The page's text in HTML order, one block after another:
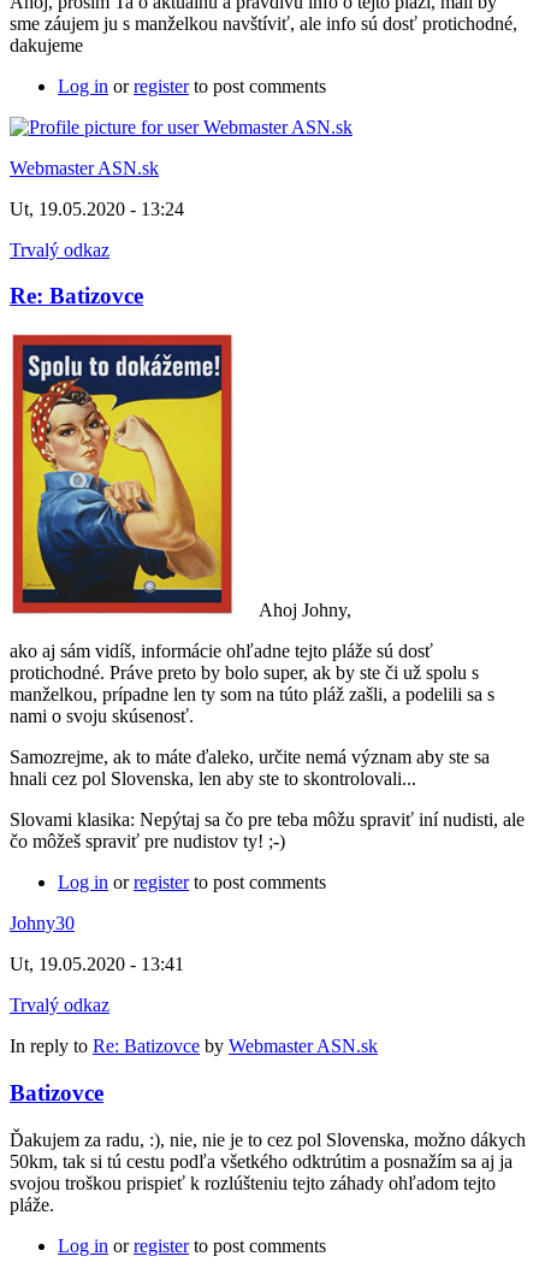
sme záujem ju s manželkou navštíviť, ale info sú dosť protichodné,
dakujeme
Log in orregisterto post comments
Webmaster ASN.sk
Ut, 19.05.2020 - 13:24
Trvalý odkaz
Re: Batizovce
Ahoj Johny,
ako aj sám vidíš, informácie ohľadne tejto pláže sú dosť
protichodné. Práve preto by bolo super, ak by ste či už spolu s
manželkou, prípadne len ty som na túto pláž zašli, a podelili sa s
nami o svoju skúsenosť.
Samozrejme, ak to máte ďaleko, určite nemá význam aby ste sa
hnali cez pol Slovenska, len aby ste to skontrolovali...
Slovami klasika: Nepýtaj sa čo pre teba môžu spraviť iní nudisti, ale
čo môžeš spraviť pre nudistov ty! ;-)
Log in orregisterto post comments
Johny30
Ut, 19.05.2020 - 13:41
Trvalý odkaz
In reply to Re: Batizovce by Webmaster ASN.sk
Batizovce
Ďakujem za radu, :), nie, nie je to cez pol Slovenska, možno dákych
50km, tak si tú cestu podľa všetkého odktrútim a posnažím sa aj ja
svojou troškou prispieť k rozlúšteniu tejto záhady ohľadom tejto
pláže.
Log in orregisterto post comments